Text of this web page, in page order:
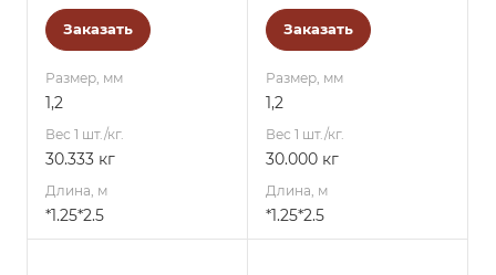
Заказать
Размер, мм
1,2
Вес 1 шт./кг.
30.333 кг
Длина, м
*1.25*2.5
Заказать
Размер, мм
1,2
Вес 1 шт./кг.
30.000 кг
Длина, м
*1.25*2.5